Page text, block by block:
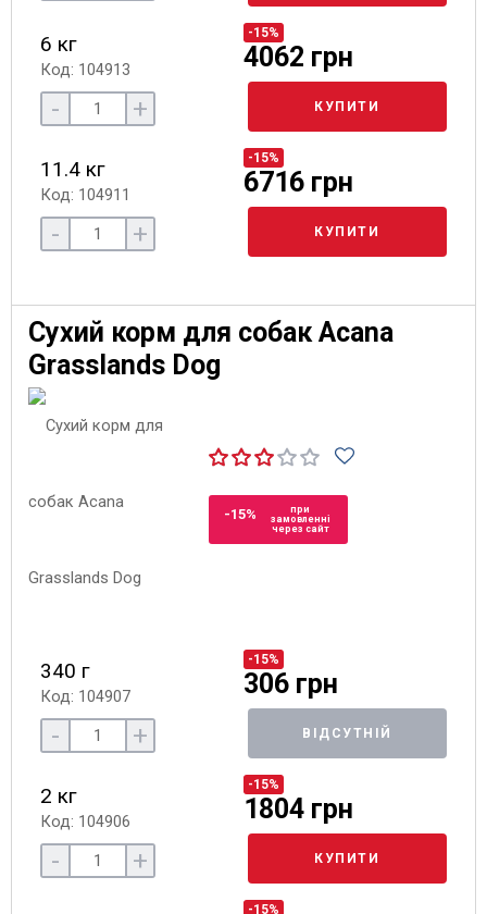
6 кг
Код: 104913
-15%
4062 грн
- + КУПИТИ
11.4 кг
Код: 104911
-15%
6716 грн
- + КУПИТИ
Сухий корм для собак Acana
Grasslands Dog
-15%
при
замовленні
через сайт
340 г
Код: 104907
-15%
306 грн
- + ВІДСУТНІЙ
2 кг
Код: 104906
-15%
1804 грн
- + КУПИТИ
-15%